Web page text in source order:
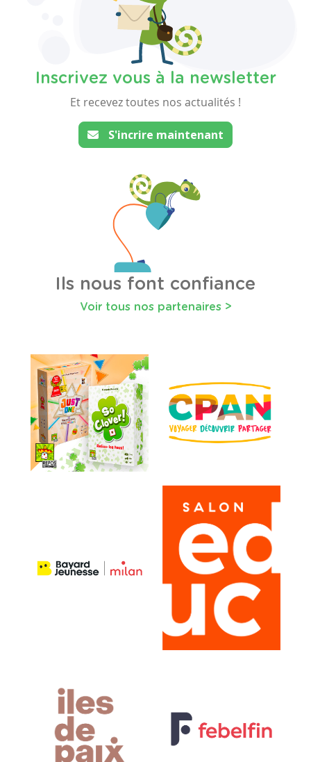
Inscrivez vous à la newsletter
Et recevez toutes nos actualités !
S'incrire maintenant
Ils nous font confiance
Voir tous nos partenaires >